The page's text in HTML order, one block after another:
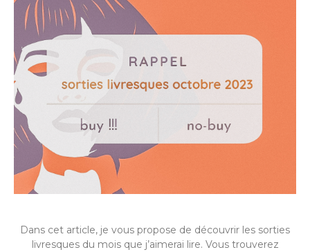
Dans cet article, je vous propose de découvrir les sorties
livresques du mois que j’aimerai lire. Vous trouverez